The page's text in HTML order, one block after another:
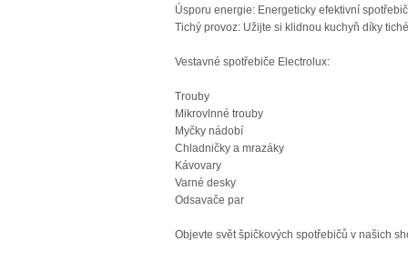
Úsporu energie: Energeticky efektivní
Tichý provoz: Užijte si klidnou kuchyň díky
Vestavné spotřebiče Electrolux:
Trouby
Mikrovlnné trouby
Myčky nádobí
Chladničky a mrazáky
Kávovary
Varné desky
Odsavače par
Objevte svět špičkových spotřebičů v našich